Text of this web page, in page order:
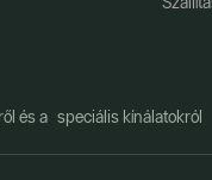
és a speciális kínálatokról